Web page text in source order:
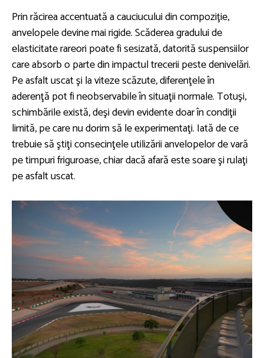
Prin răcirea accentuată a cauciucului din compoziţie,
anvelopele devine mai rigide. Scăderea gradului de
elasticitate rareori poate fi sesizată, datorită suspensiilor
care absorb o parte din impactul trecerii peste denivelări.
Pe asfalt uscat şi la viteze scăzute, diferenţele în
aderenţă pot fi neobservabile în situaţii normale. Totuşi,
schimbările există, deşi devin evidente doar în condiţii
limită, pe care nu dorim să le experimentaţi. Iată de ce
trebuie să ştiţi consecinţele utilizării anvelopelor de vară
pe timpuri friguroase, chiar dacă afară este soare şi rulaţi
pe asfalt uscat.